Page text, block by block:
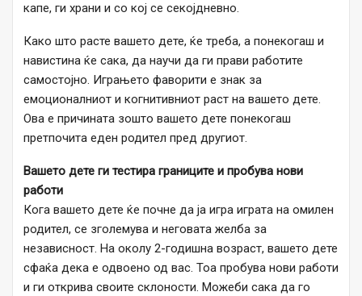
капе, ги храни и со кој се секојдневно.
Како што расте вашето дете, ќе треба, а понекогаш и
навистина ќе сака, да научи да ги прави работите
самостојно. Играњето фаворити е знак за
емоционалниот и когнитивниот раст на вашето дете.
Ова е причината зошто вашето дете понекогаш
претпочита еден родител пред другиот.
Вашето дете ги тестира границите и пробува нови
работи
Кога вашето дете ќе почне да ја игра играта на омилен
родител, се зголемува и неговата желба за
независност. На околу 2-годишна возраст, вашето дете
сфаќа дека е одвоено од вас. Тоа пробува нови работи
и ги открива своите склоности. Можеби сака да го